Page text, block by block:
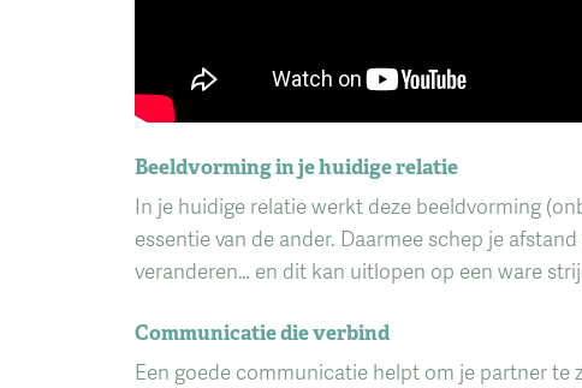
Beeldvorming in je huidige relatie
In je huidige relatie werkt deze beeldvorming
essentie van de ander. Daarmee schep je
veranderen… en dit kan uitlopen op een ware
Communicatie die verbind
Een goede communicatie helpt om je partner te